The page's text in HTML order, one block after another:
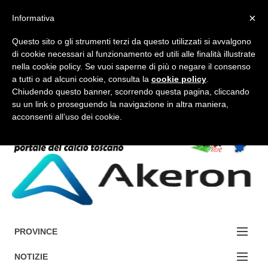
FORUM-ACCEDI
Accedi / Registrati
PROVINCE
EDIZIONE:
NOTIZIE
×
Informativa
Questo sito o gli strumenti terzi da questo utilizzati si avvalgono
di cookie necessari al funzionamento ed utili alle finalità illustrate
nella cookie policy. Se vuoi saperne di più o negare il consenso
a tutti o ad alcuni cookie, consulta la cookie policy
Chiudendo questo banner, scorrendo questa pagina, cliccando
su un link o proseguendo la navigazione in altra maniera,
acconsenti all’uso dei cookie.